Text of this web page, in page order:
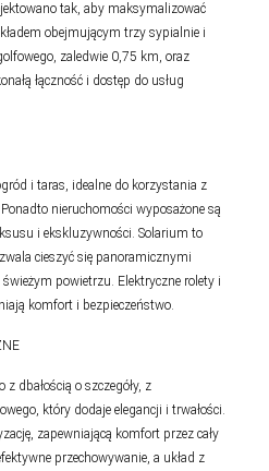
tak, aby maksymalizować
obejmującym trzy sypialnie i
zaledwie 0,75 km, oraz
łączność i dostęp do usług
i taras, idealne do korzystania z
nieruchomości wyposażone są
i ekskluzywności. Solarium to
cieszyć się panoramicznymi
powietrzu. Elektryczne rolety i
komfort i bezpieczeństwo.
dbałością o szczegóły, z
który dodaje elegancji i trwałości.
zapewniającą komfort przez cały
przechowywanie, a układ z